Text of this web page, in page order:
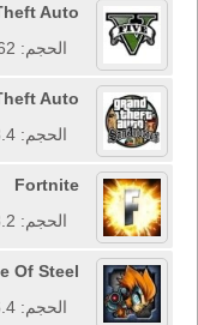
Auto
الحجم: 62 GB
Auto
الحجم: 3.4 GB
Fortnite
الحجم: 3.2 MB
Of Steel
الحجم: 106.4 MB